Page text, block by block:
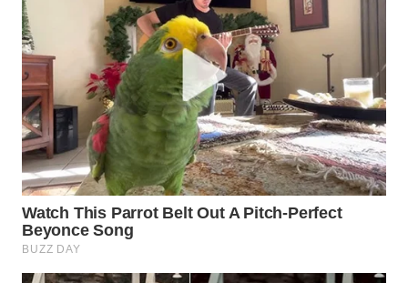
LABUANBAJO
WN
BORNEO
Wahana
Media
Group
WAHANA
NEWS